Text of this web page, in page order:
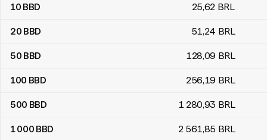
10 BBD 25,62 BRL
20 BBD 51,24 BRL
50 BBD 128,09 BRL
100 BBD 256,19 BRL
500 BBD 1 280,93 BRL
1 000 BBD 2 561,85 BRL